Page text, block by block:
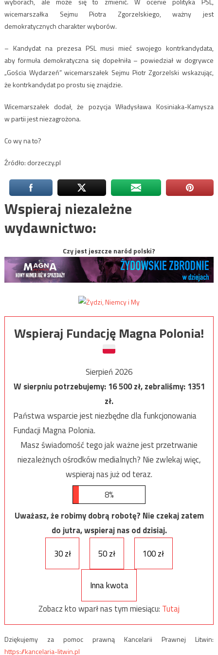
wicemarszałka Sejmu Piotra Zgorzelskiego, ważny jest
demokratycznych charakter wyborów.
– Kandydat na prezesa PSL musi mieć swojego kontrkandydata,
aby formuła demokratyczna się dopełniła – powiedział w dogrywce
„Gościa Wydarzeń” wicemarszałek Sejmu Piotr Zgorzelski wskazując,
że kontrkandydat po prostu się znajdzie.
Wicemarszałek dodał, że pozycja Władysława Kosiniaka-Kamysza
w partii jest niezagrożona.
Co wy na to?
Źródło: dorzeczy.pl
Wspieraj niezależne
wydawnictwo:
Czy jest jeszcze naród polski?
Wspieraj Fundację Magna Polonia!
Sierpień 2026
W sierpniu potrzebujemy:16 500zł, zebraliśmy:1351
zł.
Państwa wsparcie jest niezbędne dla funkcjonowania
Fundacji Magna Polonia.
Masz świadomość tego jak ważne jest przetrwanie
niezależnych ośrodków medialnych? Nie zwlekaj więc,
wspieraj nas już od teraz.
8%
Uważasz, że robimy dobrą robotę? Nie czekaj zatem
do jutra, wspieraj nas od dzisiaj.
30 zł
50 zł 100 zł
Inna kwota
Zobacz kto wparł nas tym miesiącu: Tutaj
Dziękujemy za pomoc prawną Kancelarii Prawnej Litwin:
https://kancelaria-litwin.pl